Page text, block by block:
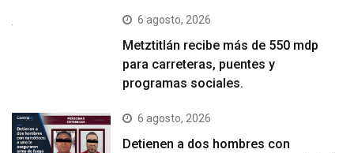
6 agosto, 2026
Metztitlán recibe más de 550 mdp
para carreteras, puentes y
programas sociales.
6 agosto, 2026
Detienen a dos hombres con